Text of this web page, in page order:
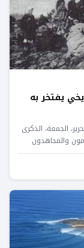
يفتخر به
الجمعة، الذكرى
والمجاهدون